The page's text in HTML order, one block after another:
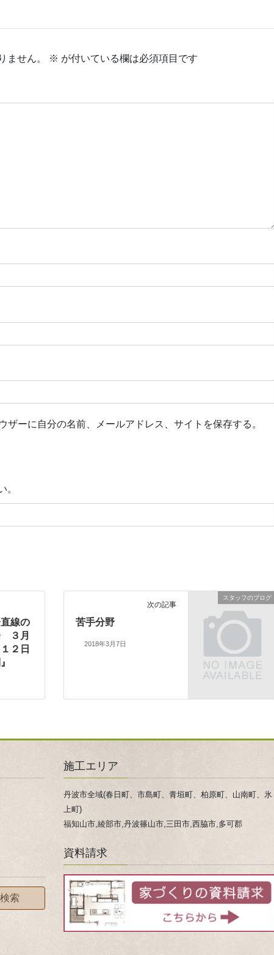
ません。 ※ が付いている欄は必須項目です
ザーに自分の名前、メールアドレス、サイトを保存する。
。
直線の
３月
２日
スタッフのブログ
次の記事
苦手分野
2018年3月7日
施工エリア
丹波市全域(春日町、市島町、青垣町、柏原町、山南町、氷
上町)
福知山市,綾部市,丹波篠山市,三田市,西脇市,多可郡
資料請求